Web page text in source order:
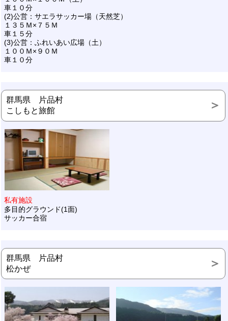
車１０分
(2)公営：サエラサッカー場（天然芝）
１３５Ｍ×７５Ｍ
車１５分
(3)公営：ふれいあい広場（土）
１００Ｍ×９０Ｍ
車１０分
群馬県 片品村
こしもと旅館
私有施設
多目的グラウンド(1面)
サッカー合宿
群馬県 片品村
松かぜ